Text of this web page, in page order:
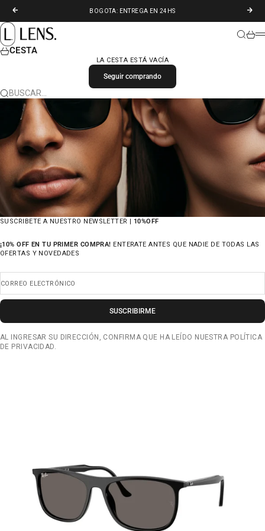
ANTERIOR
BOGOTA: ENTREGA EN 24HS
LENS. COLOMBIA
BUSCAR
CESTA
LA CESTA ESTÁ VACÍA
Seguir comprando
BUSCAR…
SUSCRIBETE A NUESTRO NEWSLETTER | 10%OFF
¡10% OFF EN TU PRIMER COMPRA! ENTERATE ANTES QUE NADIE DE TODAS LAS
OFERTAS Y NOVEDADES
CORREO ELECTRÓNICO
SUSCRIBIRME
AL INGRESAR SU DIRECCIÓN, CONFIRMA QUE HA LEÍDO NUESTRA POLÍTICA
DE PRIVACIDAD.